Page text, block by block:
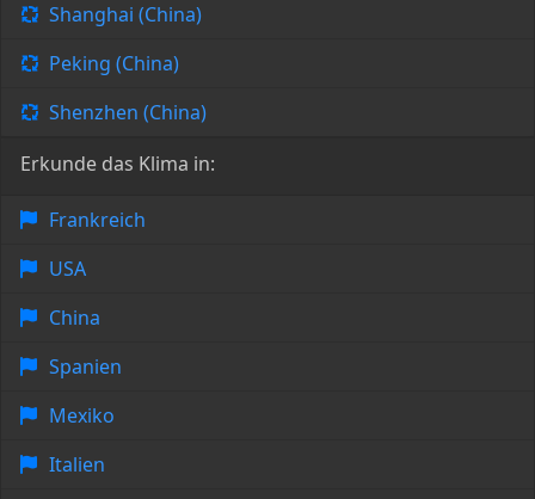
Shanghai (China)
Peking (China)
Shenzhen (China)
Erkunde das Klima in:
Frankreich
USA
China
Spanien
Mexiko
Italien